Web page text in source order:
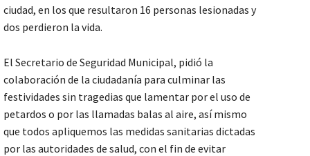
ciudad, en los que resultaron 16 personas lesionadas y
dos perdieron la vida.
El Secretario de Seguridad Municipal, pidió la
colaboración de la ciudadanía para culminar las
festividades sin tragedias que lamentar por el uso de
petardos o por las llamadas balas al aire, así mismo
que todos apliquemos las medidas sanitarias dictadas
por las autoridades de salud, con el fin de evitar